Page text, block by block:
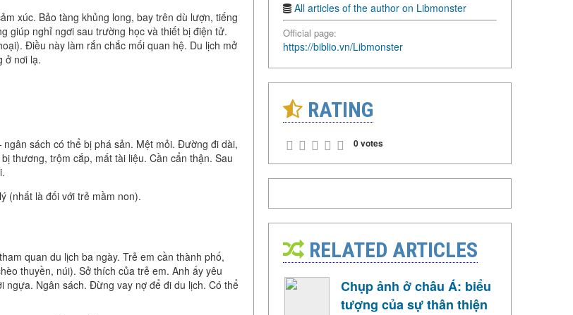
xúc. Bảo tàng khủng long, bay trên dù lượn, tiếng
giúp nghỉ ngơi sau trường học và thiết bị điện tử.
Điều này làm rắn chắc mối quan hệ. Du lịch mở
ở nơi lạ.
sách có thể bị phá sản. Mệt mỏi. Đường đi dài,
thương, trộm cắp, mất tài liệu. Cần cẩn thận. Sau
(nhất là đối với trẻ mầm non).
quan du lịch ba ngày. Trẻ em cần thành phố,
thuyền, núi). Sở thích của trẻ em. Anh ấy yêu
Ngân sách. Đừng vay nợ để đi du lịch. Có thể
All articles of the author on Libmonster
Official page:
https://biblio.vn/Libmonster
RATING
0 votes
RELATED ARTICLES
Chụp ảnh ở châu Á: biểu
tượng của sự thân thiện